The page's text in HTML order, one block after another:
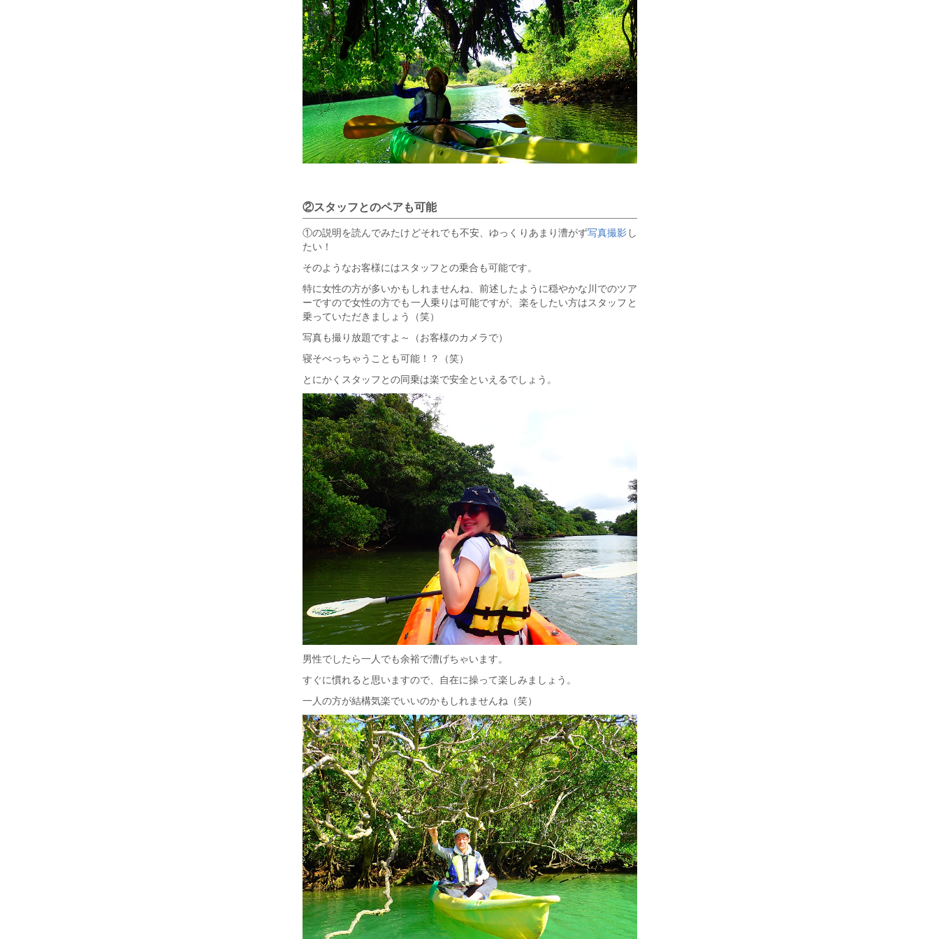
②スタッフとのペアも可能
①の説明を読んでみたけどそれでも不安、ゆっくりあまり漕がず写真撮影 し
たい！
そのようなお客様にはスタッフとの乗合も可能です。
特に女性の方が多いかもしれませんね、前述したように穏やかな川でのツア
ーですので女性の方でも一人乗りは可能ですが、楽をしたい方はスタッフと
乗っていただきましょう（笑）
写真も撮り放題ですよ～（お客様のカメラで）
寝そべっちゃうことも可能！？（笑）
とにかくスタッフとの同乗は楽で安全といえるでしょう。
男性でしたら一人でも余裕で漕げちゃいます。
すぐに慣れると思いますので、自在に操って楽しみましょう。
一人の方が結構気楽でいいのかもしれませんね（笑）